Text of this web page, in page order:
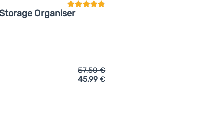
Hanger' hinzufügen
Organiser
'Organizer Vango Storage Organiser' hinzufügen
57,50€
45,99€